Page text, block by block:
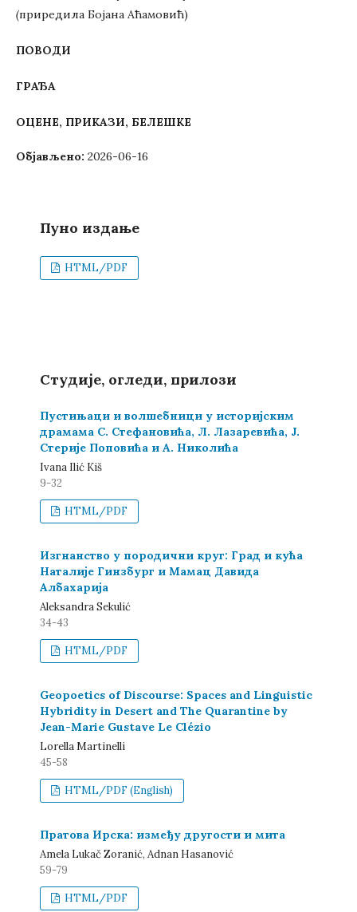
(приредила Бојана Аћамовић)
ПОВОДИ
ГРАЂА
ОЦЕНЕ, ПРИКАЗИ, БЕЛЕШКЕ
Објављено: 2026-06-16
Пуно издање
HTML/PDF
Студије, огледи, прилози
Пустињаци и волшебници у историјским
драмама С. Стефановића, Л. Лазаревића, Ј.
Стерије Поповића и А. Николића
Ivana Ilić Kiš
9-32
HTML/PDF
Изгнанство у породични круг: Град и кућа
Наталије Гинзбург и Мамац Давида
Албахарија
Aleksandra Sekulić
34-43
HTML/PDF
Geopoetics of Discourse: Spaces and Linguistic
Hybridity in Desert and The Quarantine by
Jean-Marie Gustave Le Clézio
Lorella Martinelli
45-58
HTML/PDF (English)
Пратова Ирска: између другости и мита
Amela Lukač Zoranić, Adnan Hasanović
59-79
HTML/PDF